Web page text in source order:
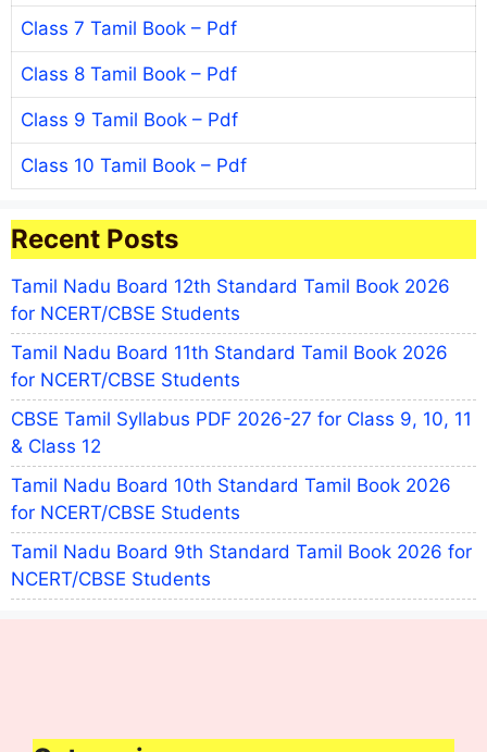
Class 7 Tamil Book – Pdf
Class 8 Tamil Book – Pdf
Class 9 Tamil Book – Pdf
Class 10 Tamil Book – Pdf
Recent Posts
Tamil Nadu Board 12th Standard Tamil Book 2026
for NCERT/CBSE Students
Tamil Nadu Board 11th Standard Tamil Book 2026
for NCERT/CBSE Students
CBSE Tamil Syllabus PDF 2026-27 for Class 9, 10, 11
& Class 12
Tamil Nadu Board 10th Standard Tamil Book 2026
for NCERT/CBSE Students
Tamil Nadu Board 9th Standard Tamil Book 2026 for
NCERT/CBSE Students